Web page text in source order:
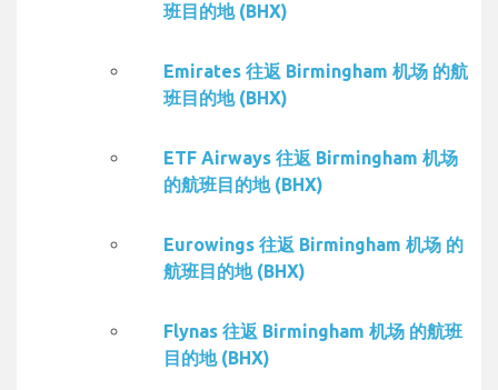
班目的地 (BHX)
Emirates 往返 Birmingham 机场 的航
班目的地 (BHX)
ETF Airways 往返 Birmingham 机场
的航班目的地 (BHX)
Eurowings 往返 Birmingham 机场 的
航班目的地 (BHX)
Flynas 往返 Birmingham 机场 的航班
目的地 (BHX)